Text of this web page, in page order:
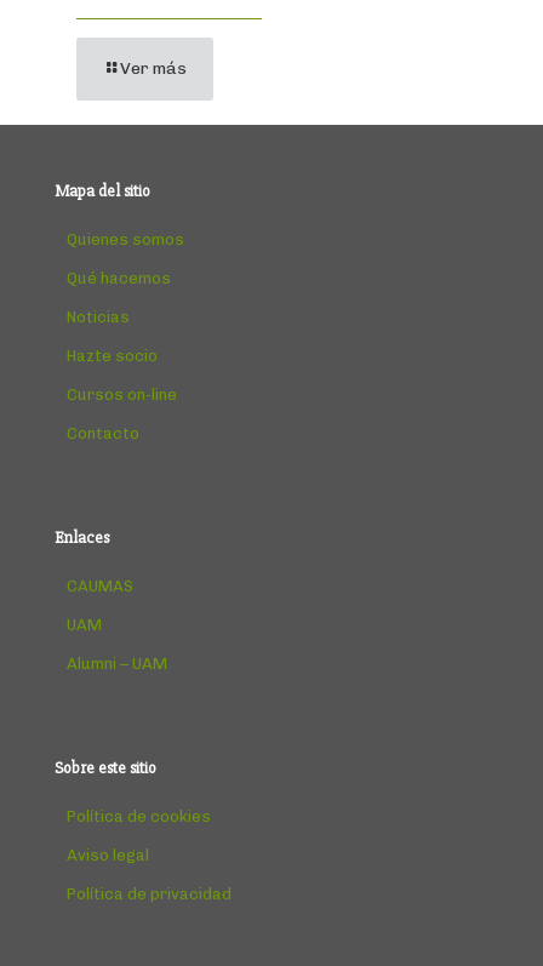
Ver más
Mapa del sitio
Quienes somos
Qué hacemos
Noticias
Hazte socio
Cursos on-line
Contacto
Enlaces
CAUMAS
UAM
Alumni – UAM
Sobre este sitio
Política de cookies
Aviso legal
Política de privacidad